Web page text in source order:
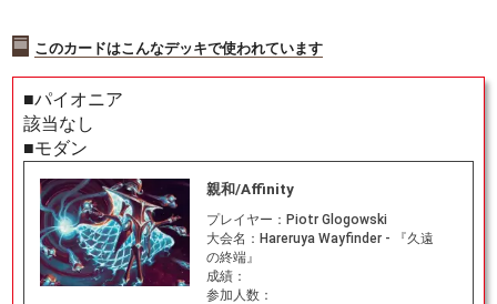
このカードはこんなデッキで使われています
■パイオニア
該当なし
■モダン
親和/Affinity
プレイヤー： Piotr Glogowski
大会名： Hareruya Wayfinder - 『久遠
の終端』
成績：
参加人数：